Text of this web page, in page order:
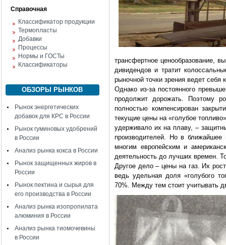
Справочная
Классификатор продукции
Термопласты
Добавки
Процессы
Нормы и ГОСТы
Классификаторы
ОБЗОРЫ РЫНКОВ
Рынок энергетических
добавок для КРС в России
Рынок гуминовых удобрений
в России
Анализ рынка кокса в России
Рынок защищенных жиров в
России
Рынок пектина и сырья для
его производства в России
Анализ рынка изопропилата
алюминия в России
Анализ рынка тиомочевины
в России
трансфертное ценообразование,
дивидендов и тратит
рыночной точки зрения ведет себя
Однако из-за постоянного
продолжит дорожать. Поэтому
полностью компенсирован
текущие цены на «голубое
удерживало их на плаву, –
производителей. Но в
многим европейским и
деятельность до лучших времен.
Другое дело – цены на газ. Их
ведь удельная доля «голубого
70%. Между тем стоит учитывать